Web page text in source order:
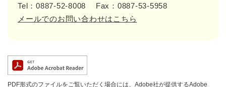
Tel：0887-52-8008
Fax：0887-53-5958
メールでのお問い合わせはこちら
PDF形式のファイルをご覧いただく場合には、Adobe社が提供するAdobe